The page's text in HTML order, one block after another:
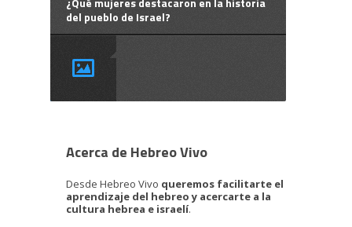
del pueblo de Israel?
Acerca de Hebreo Vivo
Desde Hebreo Vivo queremos facilitarte el
aprendizaje del hebreo y acercarte a la
cultura hebrea e israelí.